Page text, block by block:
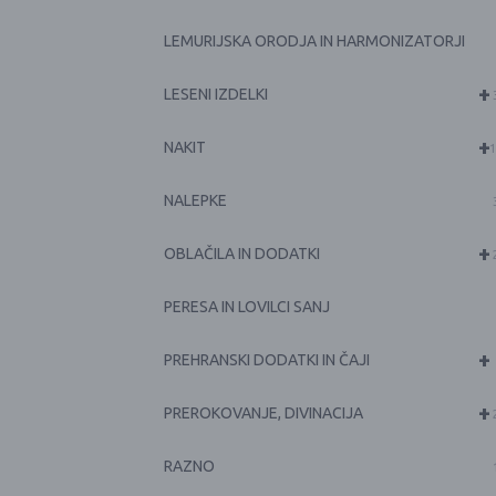
LEMURIJSKA ORODJA IN HARMONIZATORJI
+
LESENI IZDELKI
+
NAKIT
NALEPKE
+
OBLAČILA IN DODATKI
PERESA IN LOVILCI SANJ
+
PREHRANSKI DODATKI IN ČAJI
+
PREROKOVANJE, DIVINACIJA
RAZNO